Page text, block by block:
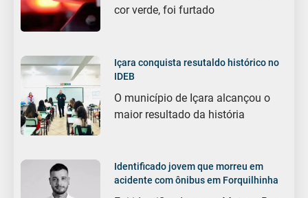
cor verde, foi furtado
Içara conquista resutaldo histórico no
IDEB
O município de Içara alcançou o
maior resultado da história
Identificado jovem que morreu em
acidente com ônibus em Forquilhinha